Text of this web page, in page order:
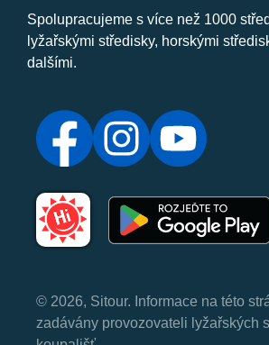
Spolupracujeme s více než 1000
lyžařskými středisky, horskými
dalšími.
© 2026, Sitour. Informace na této
zadávány provozovateli lyžařských